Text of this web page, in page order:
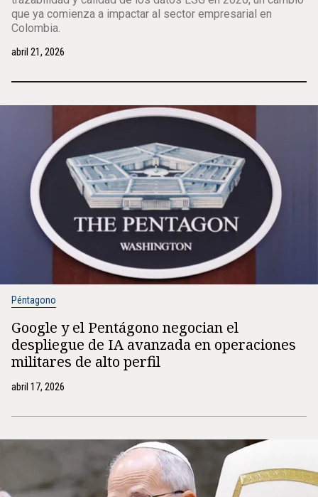
que ya comienza a impactar al sector empresarial en
Colombia.
abril 21, 2026
Péntagono
Google y el Pentágono negocian el
despliegue de IA avanzada en operaciones
militares de alto perfil
abril 17, 2026